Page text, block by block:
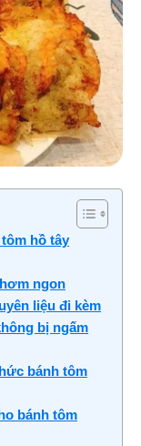
hồ tây
ngon
liệu đi kèm
bị ngấm
bánh tôm
bánh tôm